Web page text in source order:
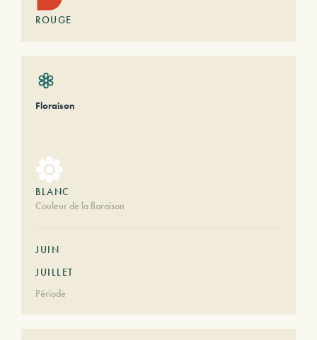
ROUGE
Floraison
BLANC
Couleur de la floraison
JUIN
JUILLET
Période